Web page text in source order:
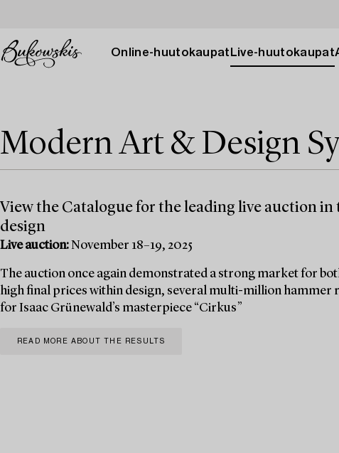
Online-huutokaupat Live-huutokaupat
Modern Art & Design
View the Catalogue for the leading live auction
design
Live auction:November 18–19, 2025
The auction once again demonstrated a strong market for
high final prices within design, several multi-million hammer
for Isaac Grünewald’s masterpiece “Cirkus”
READ MORE ABOUT THE RESULTS